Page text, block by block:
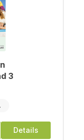
3
Details